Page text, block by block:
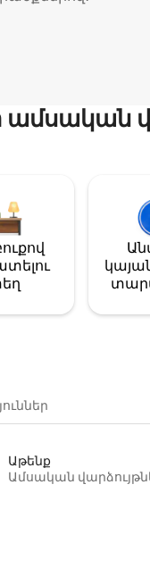
Աթենք
Ամսական